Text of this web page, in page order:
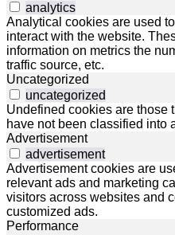
analytics
Analytical cookies are used
interact with the website.
information on metrics the
traffic source, etc.
Uncategorized
uncategorized
Undefined cookies are those
have not been classified into
Advertisement
advertisement
Advertisement cookies are
relevant ads and marketing
visitors across websites and
customized ads.
Performance